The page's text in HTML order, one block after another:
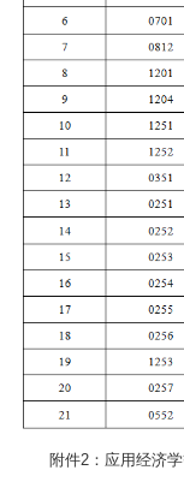
附件2： 应用经济